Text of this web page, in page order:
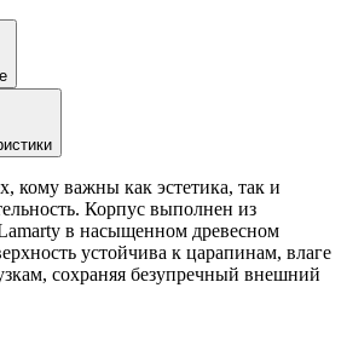
кому важны как эстетика, так и
Корпус выполнен из
в насыщенном древесном
устойчива к царапинам, влаге
сохраняя безупречный внешний